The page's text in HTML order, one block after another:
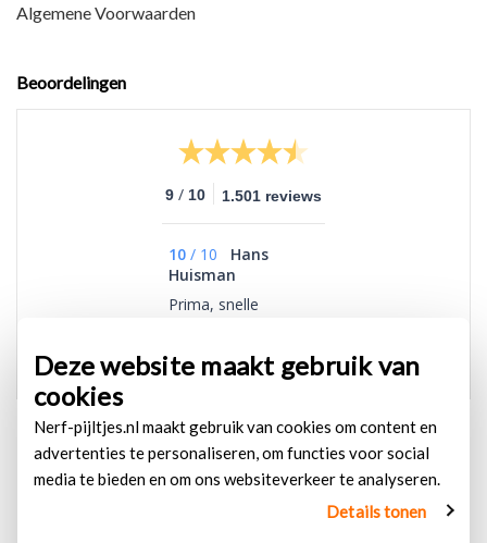
Deze website maakt gebruik van
cookies
Nerf-pijltjes.nl maakt gebruik van cookies om content en
advertenties te personaliseren, om functies voor social
media te bieden en om ons websiteverkeer te analyseren.
Details tonen
Algemene Voorwaarden
Beoordelingen
9 / 10 1.501 reviews
10 / 10
Hans
Huisman
Prima, snelle